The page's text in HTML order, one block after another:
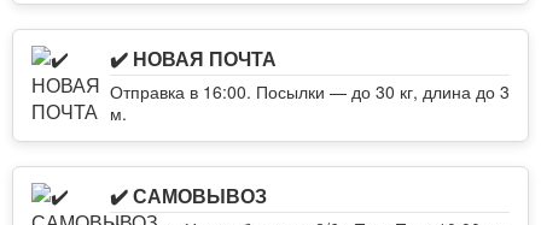
✔️ НОВАЯ ПОЧТА
Отправка в 16:00. Посылки — до 30 кг, длина до 3
м.
✔️ САМОВЫВОЗ